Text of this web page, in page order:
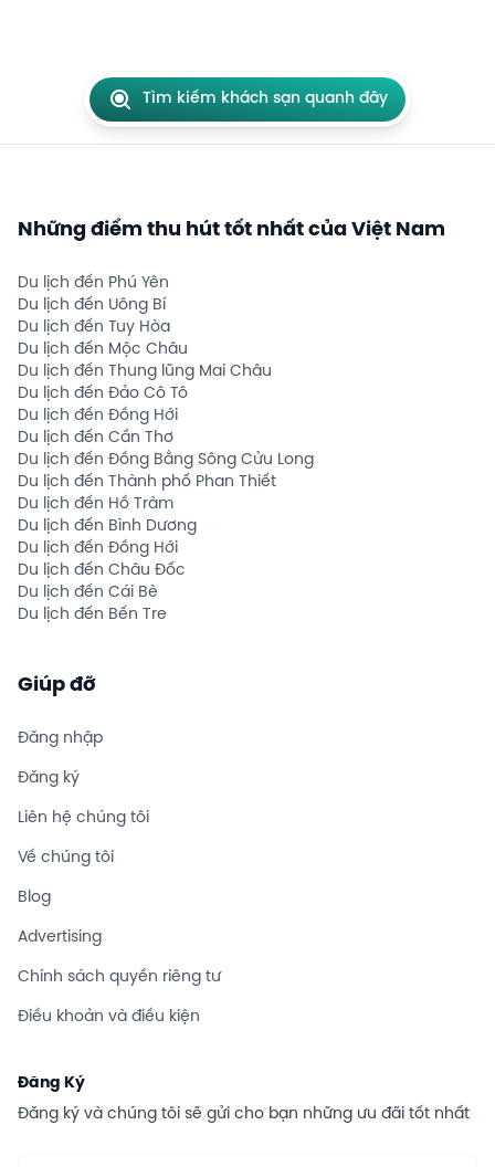
Tìm kiếm khách sạn quanh đây
Những điểm thu hút tốt nhất của Việt Nam
Du lịch đến Phú Yên
Du lịch đến Uông Bí
Du lịch đến Tuy Hòa
Du lịch đến Mộc Châu
Du lịch đến Thung lũng Mai Châu
Du lịch đến Đảo Cô Tô
Du lịch đến Đồng Hới
Du lịch đến Cần Thơ
Du lịch đến Đồng Bằng Sông Cửu Long
Du lịch đến Thành phố Phan Thiết
Du lịch đến Hồ Tràm
Du lịch đến Bình Dương
Du lịch đến Đồng Hới
Du lịch đến Châu Đốc
Du lịch đến Cái Bè
Du lịch đến Bến Tre
Giúp đỡ
Đăng nhập
Đăng ký
Liên hệ chúng tôi
Về chúng tôi
Blog
Advertising
Chính sách quyền riêng tư
Điều khoản và điều kiện
Đăng Ký
Đăng ký và chúng tôi sẽ gửi cho bạn những ưu đãi tốt nhất